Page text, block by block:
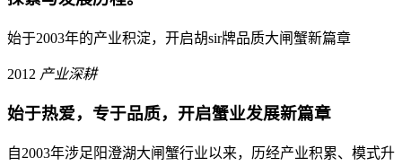
始于2003年的产业积淀，开启胡sir牌品质大闸蟹新篇章
2012 产业深耕
始于热爱，专于品质，开启蟹业发展新篇章
自2003年涉足阳澄湖大闸蟹行业以来，历经产业积累、模式升